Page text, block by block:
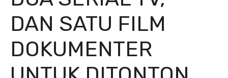
DAN SATU FILM
DOKUMENTER